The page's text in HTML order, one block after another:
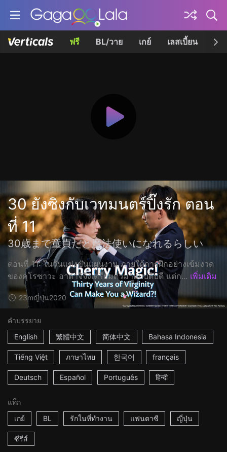
ฟรี BL/วาย เกย์ เลสเบี้ยน เค
30 ยังซิงกับเวทมนตร์ปิ๊งรัก ตอน
ที่ 11
30歳まで童貞だと魔法使いになれるらしい
ตอนที่ 11: ในวันแข่งขันแผนงาน ภายใต้การฝึกอย่างเข้มงวด
ของคุโรซาวะ อาดาจิจึงเตรียมตัวมาแบบดิบดี แต่ก... เพิ่มเติม
23mญี่ปุ่น2020
คำบรรยาย
English
繁體中文 简体中文 Bahasa Indonesia
Tiếng Việt ภาษาไทย 한국어 français
Deutsch Español Português हिन्दी
แท็ก
เกย์
BL รักในที่ทำงาน แฟนตาซี ญี่ปุ่น
ซีรีส์